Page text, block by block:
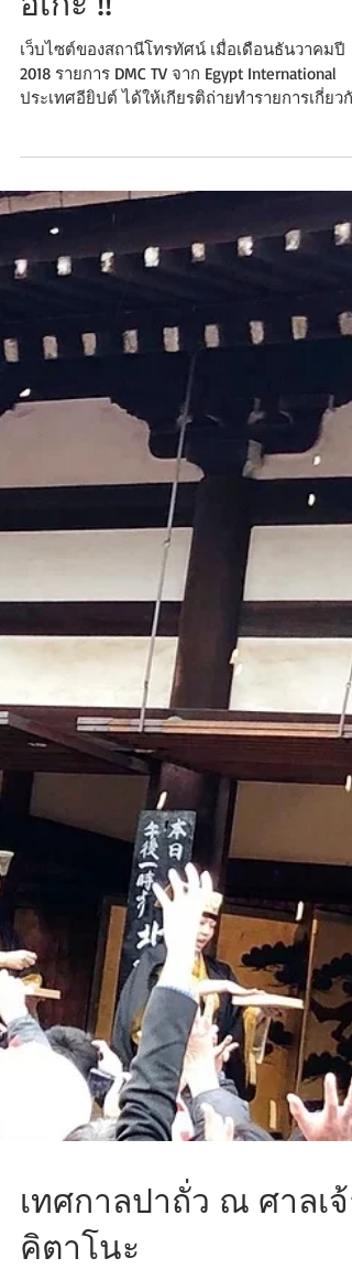
อิเกะ !!
เว็บไซต์ของสถานีโทรทัศน์ เมื่อเดือนธันวาคมปี
2018 รายการ DMC TV จาก Egypt International
ช...